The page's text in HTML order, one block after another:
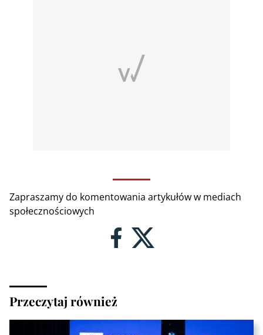
Zapraszamy do komentowania artykułów w mediach
społecznościowych
Przeczytaj również